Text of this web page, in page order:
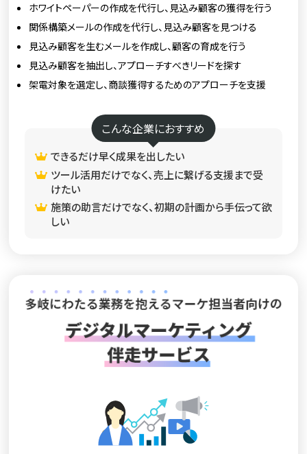
ホワイトペーパーの作成を代行し、見込み顧客の獲得を行う
関係構築メールの作成を代行し、見込み顧客を見つける
見込み顧客を生むメールを作成し、顧客の育成を行う
見込み顧客を抽出し、アプローチすべきリードを探す
架電対象を選定し、商談獲得するためのアプローチを支援
こんな企業におすすめ
できるだけ早く成果を出したい
ツール活用だけでなく、売上に繋げる支援まで受
けたい
施策の助言だけでなく、初期の計画から手伝って欲
しい